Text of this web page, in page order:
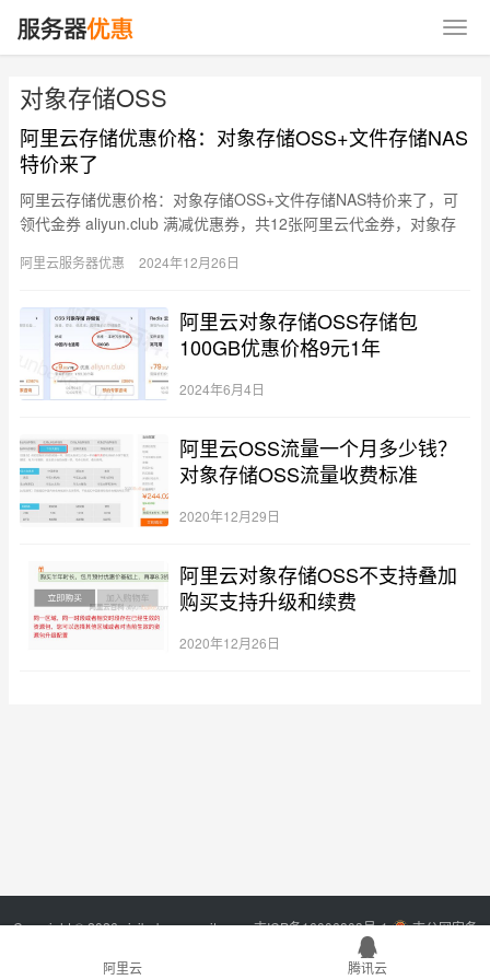
对象存储OSS
阿里云存储优惠价格：对象存储OSS+文件存储NAS
特价来了
阿里云存储优惠价格：对象存储OSS+文件存储NAS特价来了，可
领代金券 aliyun.club 满减优惠券，共12张阿里云代金券，对象存
阿里云服务器优惠 2024年12月26日
阿里云对象存储OSS存储包
100GB优惠价格9元1年
2024年6月4日
阿里云OSS流量一个月多少钱？
对象存储OSS流量收费标准
2020年12月29日
阿里云对象存储OSS不支持叠加
购买支持升级和续费
2020年12月26日
Copyright © 2026 xixibobo.comsitemap吉ICP备16006803号-1
吉公网安备
阿里云
腾讯云